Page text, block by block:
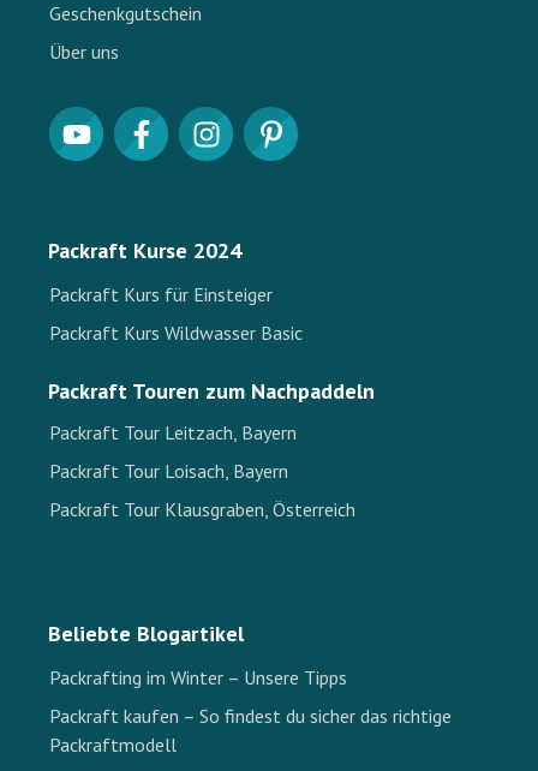
Geschenkgutschein
Über uns
Packraft Kurse 2024
Packraft Kurs für Einsteiger
Packraft Kurs Wildwasser Basic
Packraft Touren zum Nachpaddeln
Packraft Tour Leitzach, Bayern
Packraft Tour Loisach, Bayern
Packraft Tour Klausgraben, Österreich
Beliebte Blogartikel
Packrafting im Winter – Unsere Tipps
Packraft kaufen – So findest du sicher das richtige
Packraftmodell